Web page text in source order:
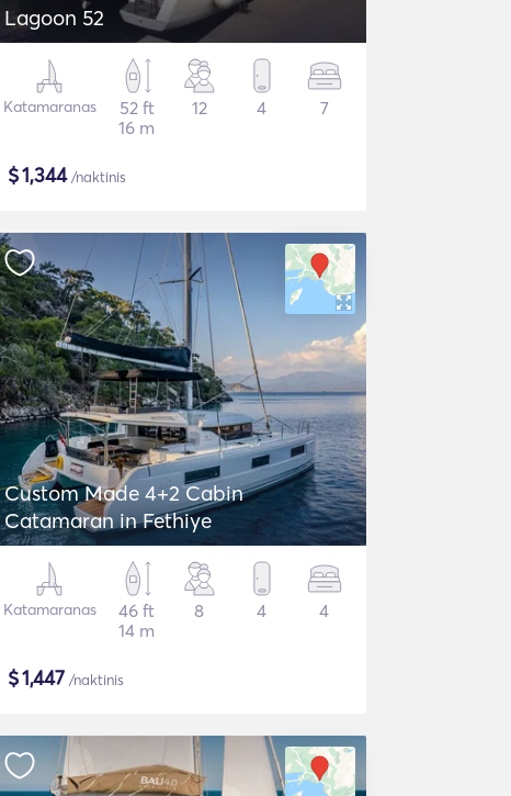
Lagoon 52
Katamaranas
52 ft
16 m
12 4 7
$1,344/naktinis
Custom Made 4+2 Cabin
Catamaran in Fethiye
Katamaranas
46 ft
14 m
8 4 4
$1,447 /naktinis